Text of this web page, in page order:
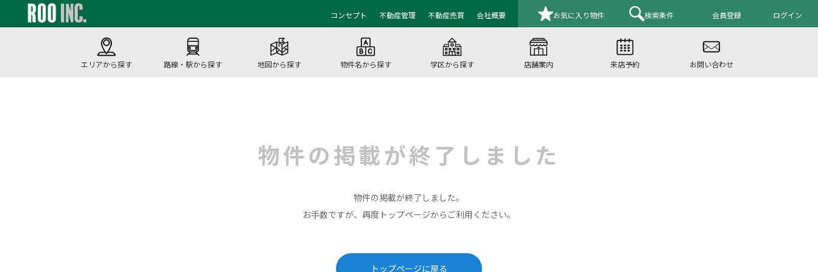
コンセプト 不動産管理 不動産売買 会社概要 お気に入り物件 検索条件 会員登録 ログイン
エリアから探す 路線・駅から探す 地図から探す 物件名から探す 学区から探す 店舗案内 来店予約 お問い合わせ
物件の掲載が終了しました
物件の掲載が終了しました。
お手数ですが、再度トップページからご利用ください。
トップページに戻る